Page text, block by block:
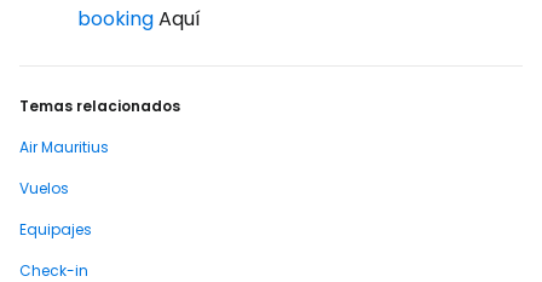
bookingAquí
Temas relacionados
Air Mauritius
Vuelos
Equipajes
Check-in